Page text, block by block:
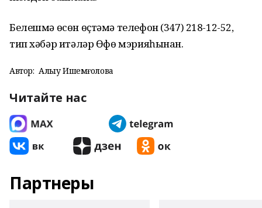
Белешмә өсөн өҫтәмә телефон (347) 218-12-52,
тип хәбәр итәләр Өфө мэрияһынан.
Автор: Алһыу Ишемғолова
Читайте нас
Партнеры